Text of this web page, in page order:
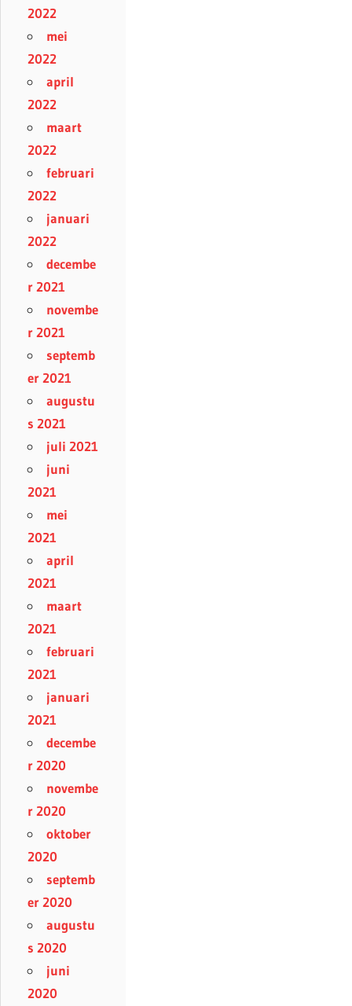
2022
mei
2022
april
2022
maart
2022
februari
2022
januari
2022
decembe
r 2021
novembe
r 2021
septemb
er 2021
augustu
s 2021
juli 2021
juni
2021
mei
2021
april
2021
maart
2021
februari
2021
januari
2021
decembe
r 2020
novembe
r 2020
oktober
2020
septemb
er 2020
augustu
s 2020
juni
2020